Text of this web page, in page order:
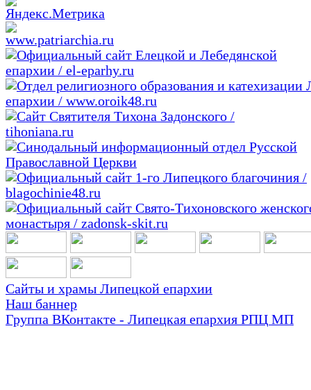
Сайты и храмы Липецкой епархии
Наш баннер
Группа ВКонтакте - Липецкая епархия РПЦ МП